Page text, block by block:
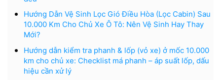
Hướng Dẫn Vệ Sinh Lọc Gió Điều Hòa (Lọc Cabin) Sau
10.000 Km Cho Chủ Xe Ô Tô: Nên Vệ Sinh Hay Thay
Mới?
Hướng dẫn kiểm tra phanh & lốp (vỏ xe) ở mốc 10.000
km cho chủ xe: Checklist má phanh – áp suất lốp, dấu
hiệu cần xử lý